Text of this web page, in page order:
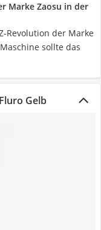
Marke Zaosu in der
Revolution der Marke
sollte das
Gelb